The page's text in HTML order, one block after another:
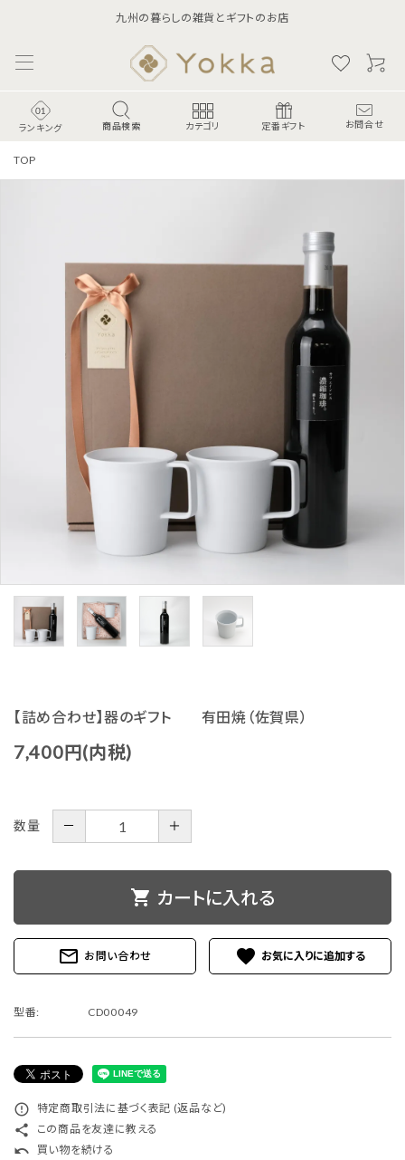
九州の暮らしの雑貨とギフトのお店
ランキング 商品検索 カテゴリ 定番ギフト お問合せ
ランキング
生活-Life-
ファッション-Fashion-
ベビー＆キッズ-Baby&Kids-
価格から探す
TOP
【詰め合わせ】器のギフト 有田焼（佐賀県）
7,400円(内税)
数量 － ＋
shopping_cart カートに入れる
mail_outline お問い合わせ favorite
型番: CD00049
error_outline 特定商取引法に基づく表記 (返品など)
share この商品を友達に教える
undo 買い物を続ける